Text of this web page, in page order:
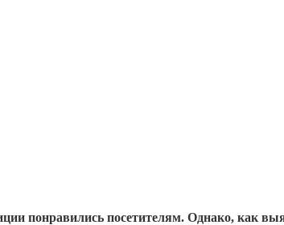
понравились посетителям. Однако, как